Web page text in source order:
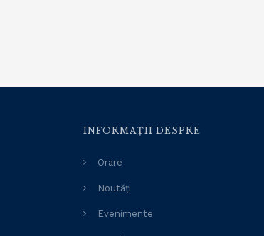
INFORMAȚII DESPRE
Orare
Noutăți
Evenimente